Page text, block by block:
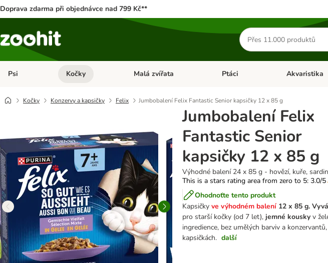
Doprava zdarma při objednávce nad 799 Kč**
Hledat
produkty
Psi Otevřít menu: Psi
Kočky Otevřít menu: Kočky
Malá zvířata Otevřít menu: Malá zvířata
Ptáci Otevřít menu:
Akvaristika
Kočky Konzervy a kapsičky Felix Jumbobalení Felix Fantastic Senior kapsičky 12 x 85 g
Jumbobalení Felix
Fantastic Senior
kapsičky 12 x 85 g
Výhodné balení 24 x 85 g - hovězí, kuře,
This is a stars rating area from zero to 5: 3.0/5
Ohodnoťte tento produkt
Kapsičky ve výhodném balení 12 x 85 g.
pro starší kočky (od 7 let),jemné kouskyv
ingredience, bez umělých barviv a
kapsičkách. další